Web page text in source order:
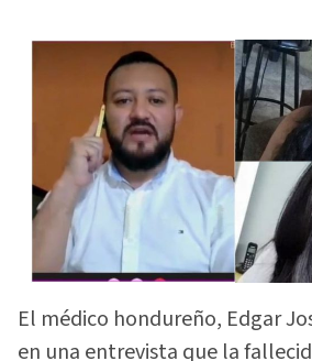
El médico hondureño, Edgar
en una entrevista que la